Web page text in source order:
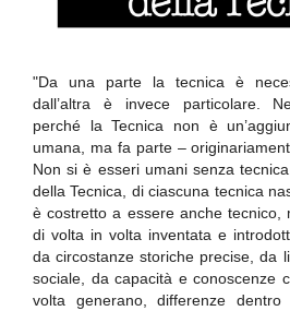
"Da una parte la tecnica è
dall’altra è invece particolare.
perché la Tecnica non è
umana, ma fa parte –
Non si è esseri umani senza
della Tecnica, di ciascuna tecnica
è costretto a essere anche tecnico,
di volta in volta inventata e
da circostanze storiche precise, da
sociale, da capacità e conoscenze
volta generano, differenze